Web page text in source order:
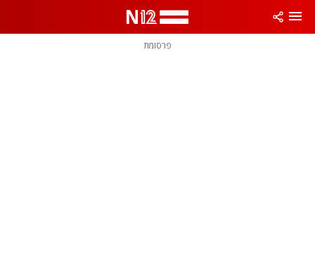
פרסומת